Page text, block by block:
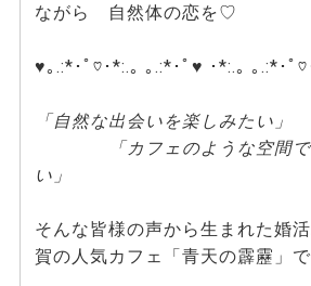
ながら 自然体の恋を♡
♥｡.:*･ﾟ♡･*:.｡ ｡.:*･ﾟ♥ ･*:.｡ ｡.:*･ﾟ
「自然な出会いを楽しみたい」
「カフェのような空間で
い」
そんな皆様の声から生まれた婚
賀の人気カフェ「青天の霹靂」で